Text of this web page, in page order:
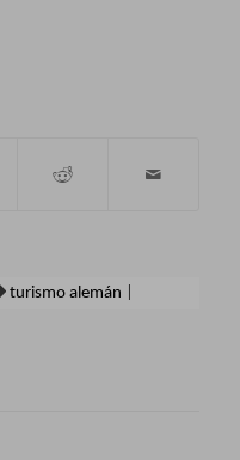
turismo alemán